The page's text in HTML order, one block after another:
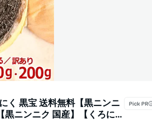
く 黒宝 送料無料【黒ニンニ
ニンニク 国産】【くろにん